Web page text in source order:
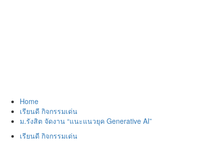
Home
เรียนดี กิจกรรมเด่น
ม.รังสิต จัดงาน “แนะแนวยุค Generative AI”
เรียนดี กิจกรรมเด่น